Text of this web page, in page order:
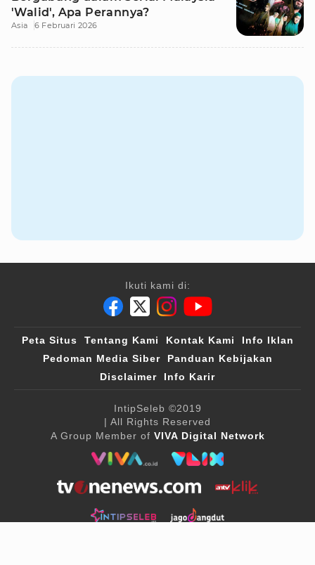
'Walid', Apa Perannya?
Asia 6 Februari 2026
Ikuti kami di:
Peta Situs Tentang Kami Kontak Kami
Info Iklan
Pedoman Media Siber
Panduan Kebijakan
Disclaimer
Info Karir
IntipSeleb ©2019
| All Rights Reserved
A Group Member of VIVA Digital Network